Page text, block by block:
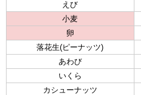
えび
小麦
卵
落花生(ピーナッツ)
あわび
いくら
カシューナッツ